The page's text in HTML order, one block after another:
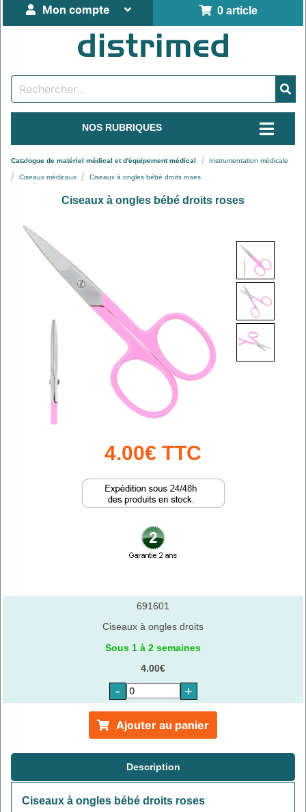
0 article
Mon compte
NOS RUBRIQUES
Catalogue de matériel médical et d'équipement médical Instrumentation médicale
Ciseaux médicaux Ciseaux à ongles bébé droits roses
Ciseaux à ongles bébé droits roses
4.00€ TTC
691601
Ciseaux à ongles droits
Sous 1 à 2 semaines
4.00€
- +
Ajouter au panier
Description
Ciseaux à ongles bébé droits roses